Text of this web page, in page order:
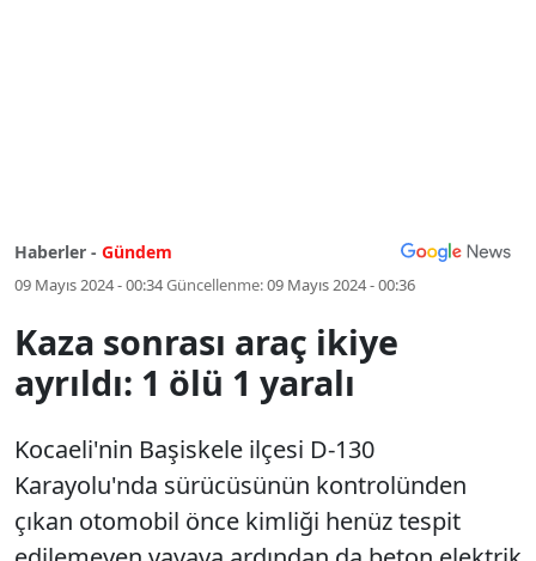
Haberler - Gündem
09 Mayıs 2024 - 00:34Güncellenme:09 Mayıs 2024 - 00:36
Kaza sonrası araç ikiye
ayrıldı: 1 ölü 1 yaralı
Kocaeli'nin Başiskele ilçesi D-130
Karayolu'nda sürücüsünün kontrolünden
çıkan otomobil önce kimliği henüz tespit